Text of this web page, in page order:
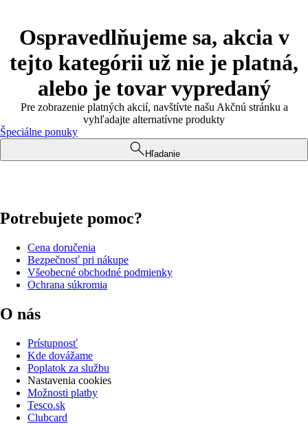
Ospravedlňujeme sa, akcia v
tejto kategórii už nie je platná,
alebo je tovar vypredaný
Pre zobrazenie platných akcií, navštívte našu Akčnú stránku a
vyhľadajte alternatívne produkty
Špeciálne ponuky
Hľadanie
Potrebujete pomoc?
Cena doručenia
Bezpečnosť pri nákupe
Všeobecné obchodné podmienky
Ochrana súkromia
O nás
Prístupnosť
Kde dovážame
Poplatok za službu
Nastavenia cookies
Možnosti platby
Tesco.sk
Clubcard